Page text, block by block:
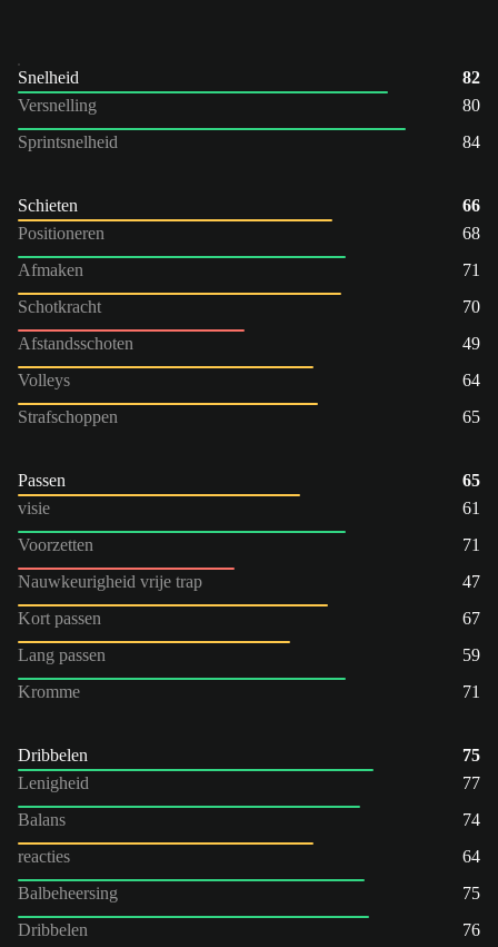
Snelheid
82
Versnelling
80
Sprintsnelheid
84
Schieten
66
Positioneren
68
Afmaken
71
Schotkracht
70
Afstandsschoten
49
Volleys
64
Strafschoppen
65
Passen
65
visie
61
Voorzetten
71
Nauwkeurigheid vrije trap
47
Kort passen
67
Lang passen
59
Kromme
71
Dribbelen
75
Lenigheid
77
Balans
74
reacties
64
Balbeheersing
75
Dribbelen
76